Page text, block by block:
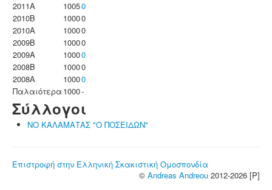
2011A
10050
2010B
10000
2010A
10000
2009B
10000
2009A
10000
2008B
10000
2008A
10000
Παλαιότερα 1000-
Σύλλογοι
ΝΟ ΚΑΛΑΜΑΤΑΣ "Ο ΠΟΣΕΙΔΩΝ"
Επιστροφή στην Ελληνική Σκακιστική Ομοσπονδία
© Andreas Andreou 2012-2026 [P]